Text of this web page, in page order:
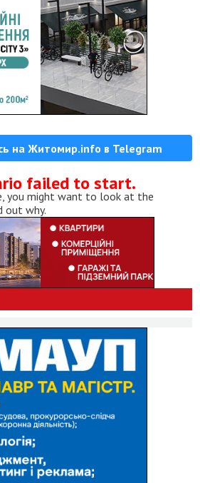
на Житомир.info в Telegram
failed to start.
you might want to look at the
out why.